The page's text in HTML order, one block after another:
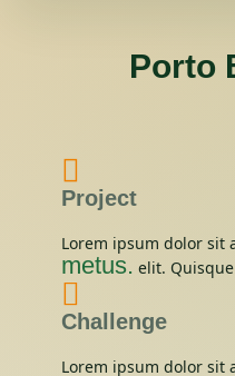
Porto
Project
Lorem ipsum dolor sit
metus. elit.
Challenge
Lorem ipsum dolor sit